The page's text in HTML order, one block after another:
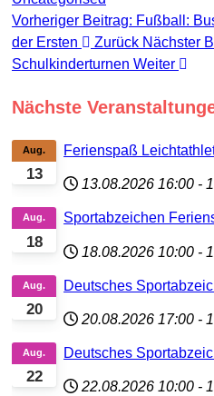
Vorheriger Beitrag: Fußball:
der Ersten
Zurück Nächster
Schulkinderturnen Weiter
Nächste
13
Aug. Ferienspaß
13.08.2026 16:00 -
18
Aug. Sportabzeichen
18.08.2026 10:00 -
20
Aug. Deutsches
20.08.2026 17:00 -
22
Aug. Deutsches
22.08.2026 10:00 -